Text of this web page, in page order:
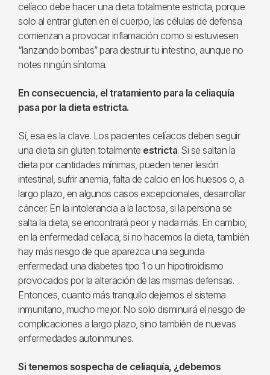
celíaco debe hacer una dieta totalmente estricta, porque
solo al entrar gluten en el cuerpo, las células de defensa
comienzan a provocar inflamación como si estuviesen
“lanzando bombas” para destruir tu intestino, aunque no
notes ningún síntoma.
En consecuencia, el tratamiento para la celiaquía
pasa por la dieta estricta.
Sí, esa es la clave. Los pacientes celíacos deben seguir
una dieta sin gluten totalmente estricta. Si se saltan la
dieta por cantidades mínimas, pueden tener lesión
intestinal, sufrir anemia, falta de calcio en los huesos o, a
largo plazo, en algunos casos excepcionales, desarrollar
cáncer. En la intolerancia a la lactosa, si la persona se
salta la dieta, se encontrará peor y nada más. En cambio,
en la enfermedad celíaca, si no hacemos la dieta, también
hay más riesgo de que aparezca una segunda
enfermedad: una diabetes tipo 1 o un hipotiroidismo
provocados por la alteración de las mismas defensas.
Entonces, cuanto más tranquilo dejemos el sistema
inmunitario, mucho mejor. No solo disminuirá el riesgo de
complicaciones a largo plazo, sino también de nuevas
enfermedades autoinmunes.
Si tenemos sospecha de celiaquía, ¿debemos